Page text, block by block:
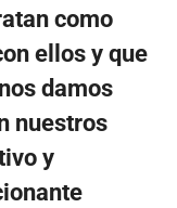
como
ellos y que
damos
nuestros
y